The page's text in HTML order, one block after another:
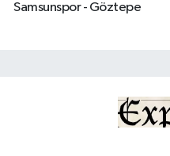
Samsunspor - Göztepe